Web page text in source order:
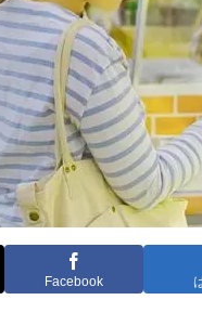
Facebook